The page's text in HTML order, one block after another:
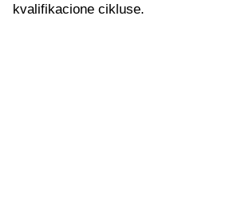
kvalifikacione cikluse.